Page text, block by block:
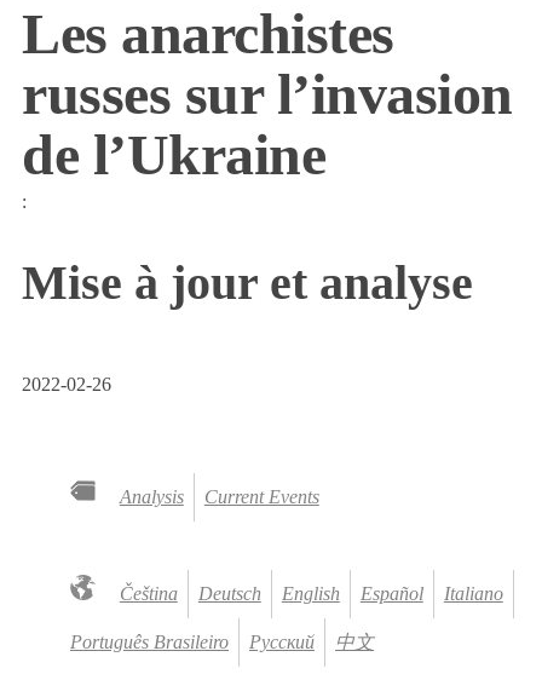
Les anarchistes
russes sur l’invasion
de l’Ukraine
:
Mise à jour et analyse
2022-02-26
Analysis Current Events
Čeština Deutsch English Español Italiano
Português Brasileiro Русский 中文